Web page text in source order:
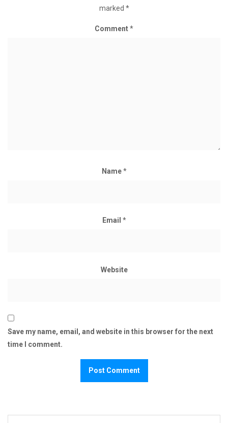
marked *
Comment*
Name*
Email *
Website
Save my name, email, and website in this browser for the next
time I comment.